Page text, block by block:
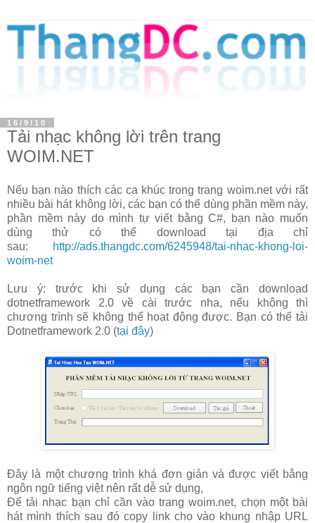
16/9/10
Tải nhạc không lời trên trang
WOIM.NET
Nếu bạn nào thích các ca khúc trong trang woim.net với rất
nhiều bài hát không lời, các bạn có thể dùng phần mềm này,
phần mềm này do mình tự viết bằng C#, bạn nào muốn
dùng thử có thể download tại địa chỉ
sau:
http://ads.thangdc.com/6245948/tai-nhac-khong-loi-
woim-net
Lưu ý: trước khi sử dụng các bạn cần download
dotnetframework 2.0 về cài trước nha, nếu không thì
chương trình sẽ không thể hoạt động được. Bạn có thể tải
Dotnetframework 2.0 (tại đây)
Đây là một chương trình khá đơn giản và được viết bằng
ngôn ngữ tiếng việt nên rất dễ sử dụng,
Để tải nhạc bạn chỉ cần vào trang woim.net, chọn một bài
hát mình thích sau đó copy link cho vào khung nhập URL